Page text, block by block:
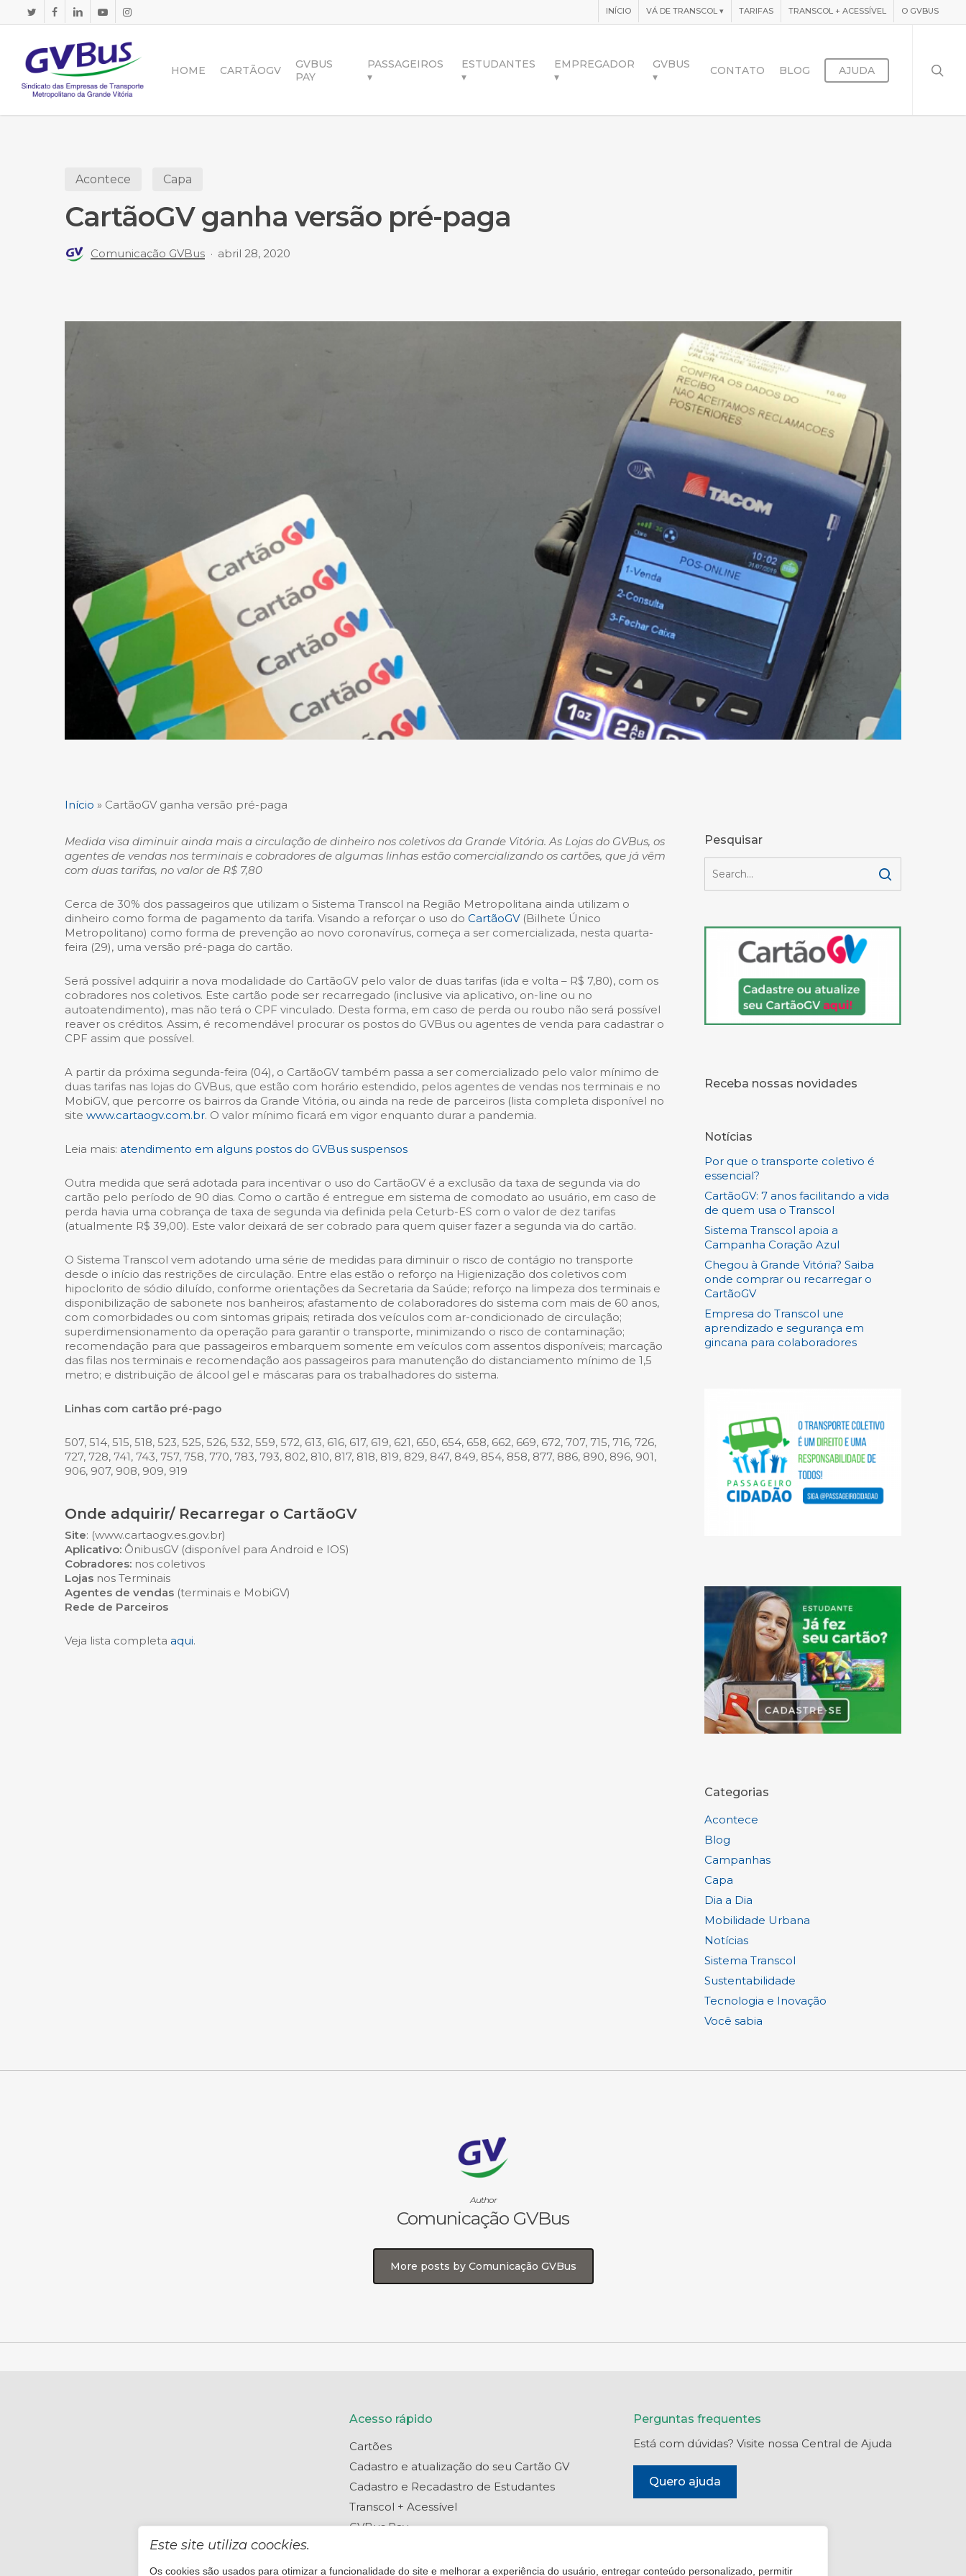
content
TWITTERFACEBOOKLINKEDINYOUTUBEINSTAGRAM INÍCIO VÁ DE TRANSCOL ▾ TARIFAS TRANSCOL + ACESSÍVEL O GVBUS
HOME CARTÃOGV
GVBUS
PAY
PASSAGEIROS
▾
ESTUDANTES
▾
EMPREGADOR
▾
GVBUS
▾
CONTATO BLOG AJUDA
Acontece Capa
CartãoGV ganha versão pré-paga
Comunicação GVBus abril 28, 2020
Início » CartãoGV ganha versão pré-paga
Medida visa diminuir ainda mais a circulação de dinheiro nos coletivos da Grande Vitória. As Lojas do GVBus, os
agentes de vendas nos terminais e cobradores de algumas linhas estão comercializando os cartões, que já vêm
com duas tarifas, no valor de R$ 7,80
Cerca de 30% dos passageiros que utilizam o Sistema Transcol na Região Metropolitana ainda utilizam o
dinheiro como forma de pagamento da tarifa. Visando a reforçar o uso do CartãoGV(Bilhete Único
Metropolitano) como forma de prevenção ao novo coronavírus, começa a ser comercializada, nesta quarta-
feira (29), uma versão pré-paga do cartão.
Será possível adquirir a nova modalidade do CartãoGV pelo valor de duas tarifas (ida e volta – R$ 7,80), com os
cobradores nos coletivos. Este cartão pode ser recarregado (inclusive via aplicativo, on-line ou no
autoatendimento), mas não terá o CPF vinculado. Desta forma, em caso de perda ou roubo não será possível
reaver os créditos. Assim, é recomendável procurar os postos do GVBus ou agentes de venda para cadastrar o
CPF assim que possível.
A partir da próxima segunda-feira (04), o CartãoGV também passa a ser comercializado pelo valor mínimo de
duas tarifas nas lojas do GVBus, que estão com horário estendido, pelos agentes de vendas nos terminais e no
MobiGV, que percorre os bairros da Grande Vitória, ou ainda na rede de parceiros (lista completa disponível no
site www.cartaogv.com.br. O valor mínimo ficará em vigor enquanto durar a pandemia.
Leia mais: atendimento em alguns postos do GVBus suspensos
Outra medida que será adotada para incentivar o uso do CartãoGV é a exclusão da taxa de segunda via do
cartão pelo período de 90 dias. Como o cartão é entregue em sistema de comodato ao usuário, em caso de
perda havia uma cobrança de taxa de segunda via definida pela Ceturb-ES com o valor de dez tarifas
(atualmente R$ 39,00). Este valor deixará de ser cobrado para quem quiser fazer a segunda via do cartão.
O Sistema Transcol vem adotando uma série de medidas para diminuir o risco de contágio no transporte
desde o início das restrições de circulação. Entre elas estão o reforço na Higienização dos coletivos com
hipoclorito de sódio diluído, conforme orientações da Secretaria da Saúde; reforço na limpeza dos terminais e
disponibilização de sabonete nos banheiros; afastamento de colaboradores do sistema com mais de 60 anos,
com comorbidades ou com sintomas gripais; retirada dos veículos com ar-condicionado de circulação;
superdimensionamento da operação para garantir o transporte, minimizando o risco de contaminação;
recomendação para que passageiros embarquem somente em veículos com assentos disponíveis; marcação
das filas nos terminais e recomendação aos passageiros para manutenção do distanciamento mínimo de 1,5
metro; e distribuição de álcool gel e máscaras para os trabalhadores do sistema.
Linhas com cartão pré-pago
507, 514, 515, 518, 523, 525, 526, 532, 559, 572, 613, 616, 617, 619, 621, 650, 654, 658, 662, 669, 672, 707, 715, 716, 726,
727, 728, 741, 743, 757, 758, 770, 783, 793, 802, 810, 817, 818, 819, 829, 847, 849, 854, 858, 877, 886, 890, 896, 901,
906, 907, 908, 909, 919
Onde adquirir/ Recarregar o CartãoGV
Site: (www.cartaogv.es.gov.br)
Aplicativo: ÔnibusGV (disponível para Android e IOS)
Cobradores: nos coletivos
Lojas nos Terminais
Agentes de vendas (terminais e MobiGV)
Rede de Parceiros
Veja lista completa aqui.
Pesquisar
Receba nossas novidades
Notícias
Por que o transporte coletivo é
essencial?
CartãoGV: 7 anos facilitando a vida
de quem usa o Transcol
Sistema Transcol apoia a
Campanha Coração Azul
Chegou à Grande Vitória? Saiba
onde comprar ou recarregar o
CartãoGV
Empresa do Transcol une
aprendizado e segurança em
gincana para colaboradores
Categorias
Acontece
Blog
Campanhas
Capa
Dia a Dia
Mobilidade Urbana
Notícias
Sistema Transcol
Sustentabilidade
Tecnologia e Inovação
Você sabia
Author
Comunicação GVBus
More posts by Comunicação GVBus
Acesso rápido
Cartões
Cadastro e atualização do seu Cartão GV
Cadastro e Recadastro de Estudantes
Transcol + Acessível
GVBus Pay
Central de Ajuda
Perguntas frequentes
Está com dúvidas? Visite nossa Central de Ajuda
Quero ajuda
Este site utiliza coockies.
Os cookies são usados para otimizar a funcionalidade do site e melhorar a experiência do usuário, entregar conteúdo personalizado, permitir